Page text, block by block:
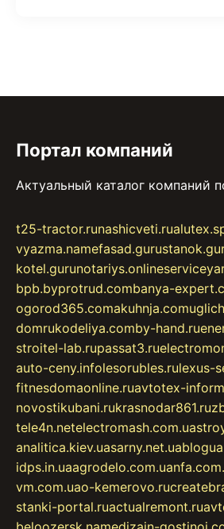
Портал компаний
Актуальный каталог компаний
t25-tractor.runashicveti.ru
vyazma.namefasad.guru
kotel.gurunotariys.online
bpb.byprotrud.combanya-
ogorod365.comakuhnja.com
domrukodeliya.comby-hand.ru
stroitel-lab.rupassat3.ru
auto-ceny.infolesorubles.rulexus-
fitnesdomaonline.ruavtotex-
novostikubani.rukrasnodar861.ru
tele4n.netelectromash.com.ua
analitica.kiev.uasarny.net.ua
idps.in.uaagrodelo.com.ua
vm.com.uao-kemerovo.ru
stanki-portal.ruactualremont.ru